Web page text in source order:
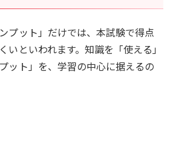
プット」だけでは、本試験で得点
いといわれます。知識を「使える」
ット」を、学習の中心に据えるの